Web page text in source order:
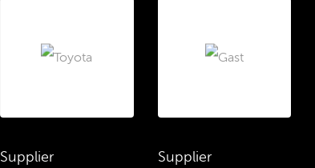
Supplier Supplier